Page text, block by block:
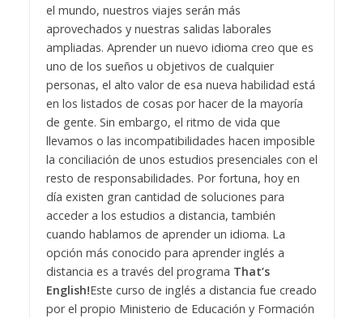
el mundo, nuestros viajes serán más
aprovechados y nuestras salidas laborales
ampliadas. Aprender un nuevo idioma creo que es
uno de los sueños u objetivos de cualquier
personas, el alto valor de esa nueva habilidad está
en los listados de cosas por hacer de la mayoría
de gente. Sin embargo, el ritmo de vida que
llevamos o las incompatibilidades hacen imposible
la conciliación de unos estudios presenciales con el
resto de responsabilidades. Por fortuna, hoy en
día existen gran cantidad de soluciones para
acceder a los estudios a distancia, también
cuando hablamos de aprender un idioma. La
opción más conocido para aprender inglés a
distancia es a través del programa That’s
English!Este curso de inglés a distancia fue creado
por el propio Ministerio de Educación y Formación